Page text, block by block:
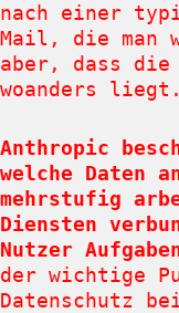
nach einer
Mail, die man
aber, dass die
woanders liegt.
Anthropic
welche Daten
mehrstufig
Diensten
Nutzer
der wichtige
Datenschutz